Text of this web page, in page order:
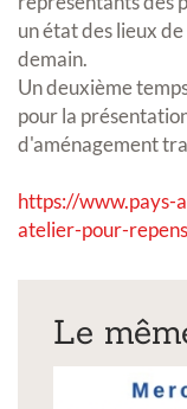
un état des lieux
demain.
Un deuxième
pour la
d'aménagement
https://www.pays-
atelier-pour-
Le